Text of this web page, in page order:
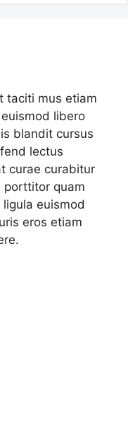
taciti mus etiam
libero
blandit cursus
lectus
curae curabitur
porttitor quam
euismod
eros etiam